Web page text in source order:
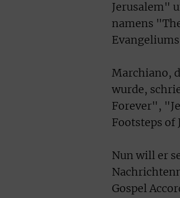
Jerusalem"
namens
Marchiano,
wurde,
Forever",
Footsteps of
Nun will er
Gospel